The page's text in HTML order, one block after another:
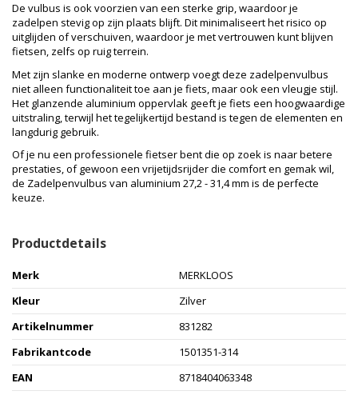
De vulbus is ook voorzien van een sterke grip, waardoor je
zadelpen stevig op zijn plaats blijft. Dit minimaliseert het risico op
uitglijden of verschuiven, waardoor je met vertrouwen kunt blijven
fietsen, zelfs op ruig terrein.
Met zijn slanke en moderne ontwerp voegt deze zadelpenvulbus
niet alleen functionaliteit toe aan je fiets, maar ook een vleugje stijl.
Het glanzende aluminium oppervlak geeft je fiets een hoogwaardige
uitstraling, terwijl het tegelijkertijd bestand is tegen de elementen en
langdurig gebruik.
Of je nu een professionele fietser bent die op zoek is naar betere
prestaties, of gewoon een vrijetijdsrijder die comfort en gemak wil,
de Zadelpenvulbus van aluminium 27,2 - 31,4 mm is de perfecte
keuze.
Productdetails
Merk
MERKLOOS
Kleur
Zilver
Artikelnummer
831282
Fabrikantcode
1501351-314
EAN
8718404063348